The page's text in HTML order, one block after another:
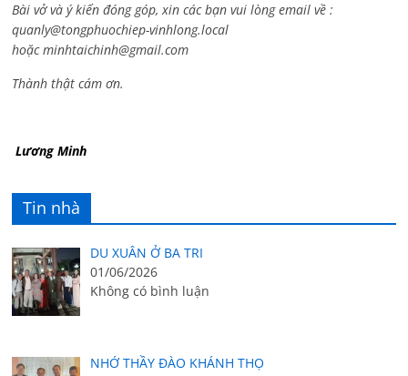
Bài vở và ý kiến đóng góp, xin các bạn vui lòng email về :
quanly@tongphuochiep-vinhlong.local
hoặcminhtaichinh@gmail.com
Thành thật cám ơn.
Lương Minh
Tin nhà
DU XUÂN Ở BA TRI
01/06/2026
Không có bình luận
NHỚ THẦY ĐÀO KHÁNH THỌ